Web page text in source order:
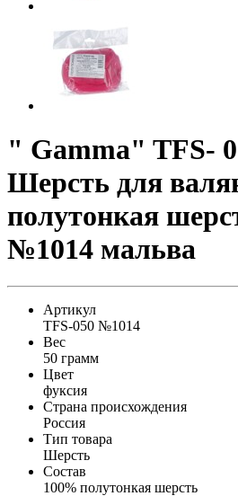
" Gamma" TFS-
Шерсть для
полутонкая
№1014 мальва
Артикул
TFS-050 №1014
Вес
50 грамм
Цвет
фуксия
Страна происхождения
Россия
Тип товара
Шерсть
Состав
100% полутонкая шерсть